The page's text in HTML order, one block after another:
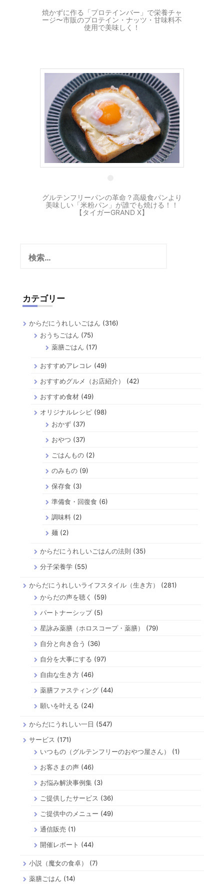
焼かずに作る「プロテインバー」で栄養チャ
ージ〜市販のプロテイン・ナッツ・甘味料不
使用で美味しく！
25 10月
グルテンフリーパンの革命？高級食パンより
美味しい「米粉パン」が誰でも焼ける！！
【タイガーGRAND X】
カテゴリー
からだにうれしいごはん (316)
おうちごはん (75)
薬膳ごはん (17)
おすすめアレコレ (49)
おすすめグルメ（お店紹介）
(42)
おすすめ食材 (49)
オリジナルレシピ (98)
おかず(37)
おやつ (37)
ごはんもの(2)
のみもの(9)
保存食 (3)
準備食・回復食 (6)
調味料(2)
麺 (2)
からだにうれしいごはんの法則 (35)
分子栄養学 (55)
からだにうれしいライフスタイル（生き方）
(281)
からだの声を聴く
(59)
パートナーシップ(5)
星詠み薬膳（ホロスコープ・薬膳）
(79)
自分と向き合う (36)
自分を大事にする (97)
自由な生き方 (46)
薬膳ファスティング (44)
願いを叶える (24)
からだにうれしい一日 (547)
サービス (171)
いつもの（グルテンフリーのおやつ屋さん）
(1)
お客さまの声 (46)
お悩み解決事例集 (3)
ご提供したサービス (36)
ご提供中のメニュー (49)
通信販売 (1)
開催レポート (44)
小説（魔女の食卓）
(7)
薬膳ごはん (14)